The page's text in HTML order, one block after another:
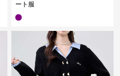
ート服